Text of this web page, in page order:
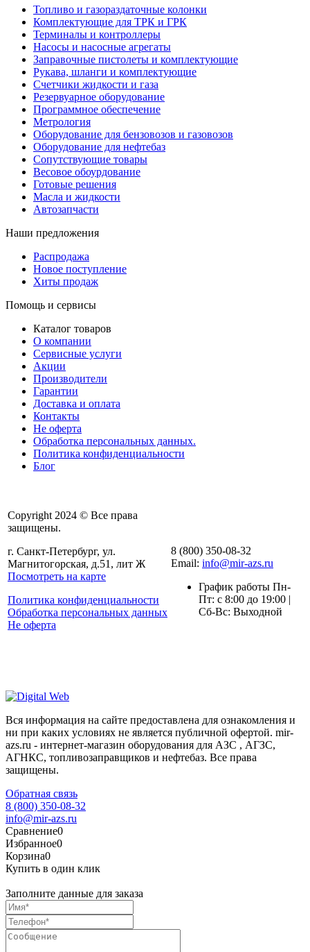
Топливо и газораздаточные колонки
Комплектующие для ТРК и ГРК
Терминалы и контроллеры
Насосы и насосные агрегаты
Заправочные пистолеты и комплектующие
Рукава, шланги и комплектующие
Счетчики жидкости и газа
Резервуарное оборудование
Программное обеспечение
Метрология
Оборудование для бензовозов и газовозов
Оборудование для нефтебаз
Сопутствующие товары
Весовое обоурдование
Готовые решения
Масла и жидкости
Автозапчасти
Наши предложения
Распродажа
Новое поступление
Хиты продаж
Помощь и сервисы
Каталог товаров
О компании
Сервисные услуги
Акции
Производители
Гарантии
Доставка и оплата
Контакты
Не оферта
Обработка персональных данных.
Политика конфиденциальности
Блог
Copyright 2024 © Все права
защищены.
г. Санкт-Петербург, ул.
Магнитогорская, д.51, лит Ж
Посмотреть на карте
Политика конфиденциальности
Обработка персональных данных
Не оферта
8 (800) 350-08-32
Email: info@mir-azs.ru
График работы Пн-
Пт: с 8:00 до 19:00 |
Сб-Вс: Выходной
Вся информация на сайте предоставлена для ознакомления и
ни при каких условиях не является публичной офертой. mir-
azs.ru - интернет-магазин оборудования для АЗС , АГЗС,
АГНКС, топливозаправщиков и нефтебаз. Все права
защищены.
Обратная связь
8 (800) 350-08-32
info@mir-azs.ru
Сравнение0
Избранное0
Корзина0
Купить в один клик
Заполните данные для заказа